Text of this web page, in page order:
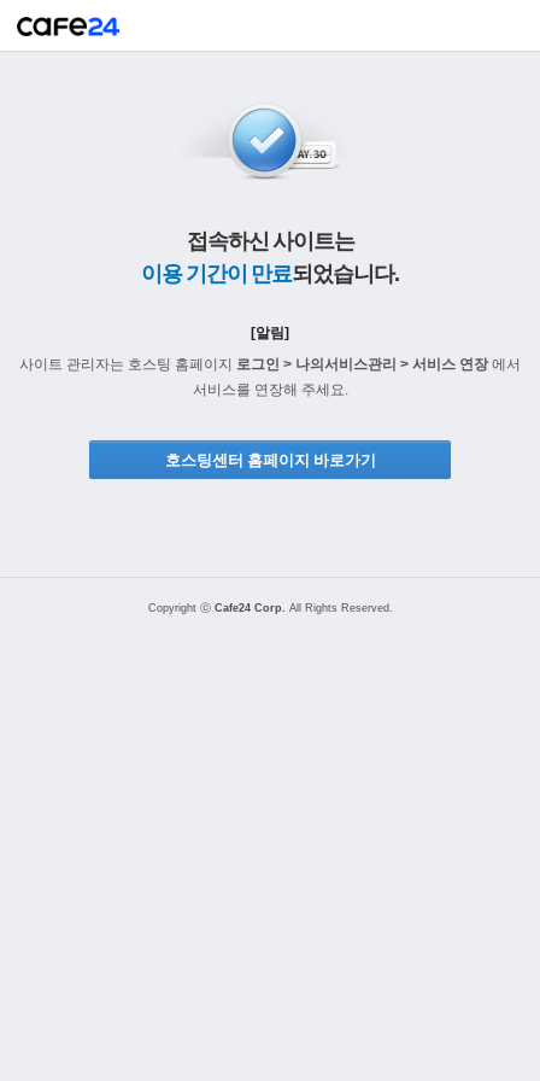
접속하신 사이트는
이용 기간이 만료되었습니다.
[알림]
사이트 관리자는 호스팅 홈페이지 로그인 > 나의서비스관리 > 서비스 연장에서
서비스를 연장해 주세요.
호스팅센터 홈페이지 바로가기
Copyright ⓒ Cafe24 Corp. All Rights Reserved.